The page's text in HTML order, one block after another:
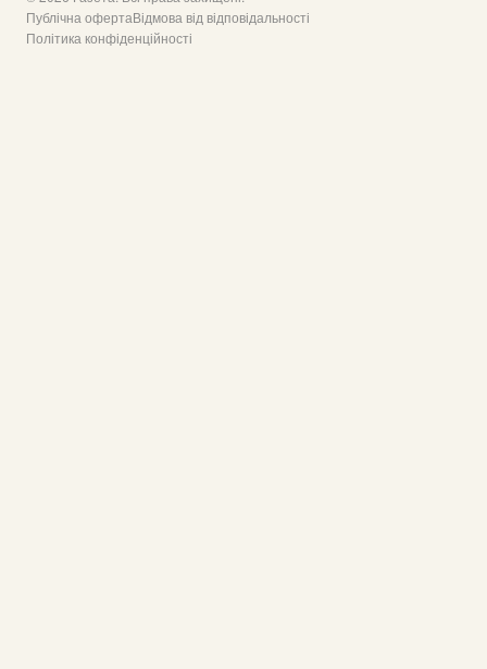
Публічна офертаВідмова від відповідальності
Політика конфіденційності